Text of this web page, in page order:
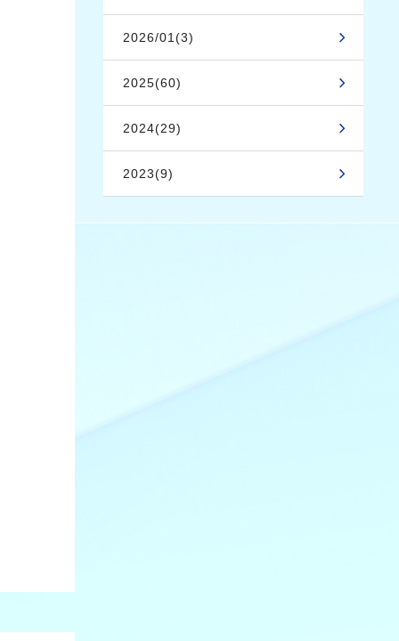
2026/01(3)
2025(60)
2024(29)
2023(9)